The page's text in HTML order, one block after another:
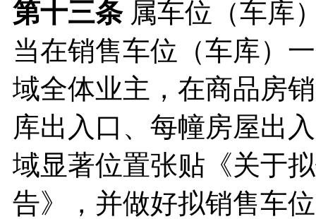
第十三条 属车位（车库
当在销售车位（车库）
域全体业主，在商品房
库出入口、每幢房屋出
域显著位置张贴《关于
告》，并做好拟销售车